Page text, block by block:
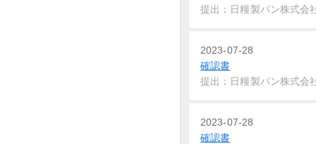
提出：日糧製パン株式会
2023-07-28
確認書
提出：日糧製パン株式会
2023-07-28
確認書